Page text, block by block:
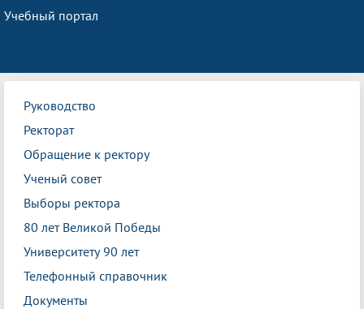
Учебный портал
Руководство
Ректорат
Обращение к ректору
Ученый совет
Выборы ректора
80 лет Великой Победы
Университету 90 лет
Телефонный справочник
Документы